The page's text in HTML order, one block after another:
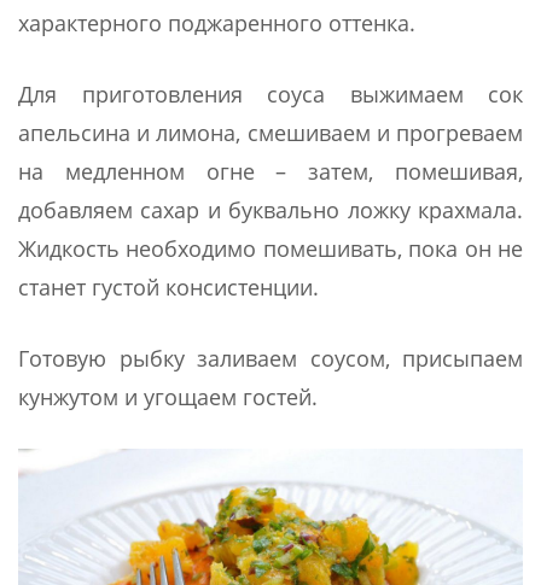
характерного поджаренного оттенка.
Для приготовления соуса выжимаем сок
апельсина и лимона, смешиваем и прогреваем
на медленном огне – затем, помешивая,
добавляем сахар и буквально ложку крахмала.
Жидкость необходимо помешивать, пока он не
станет густой консистенции.
Готовую рыбку заливаем соусом, присыпаем
кунжутом и угощаем гостей.